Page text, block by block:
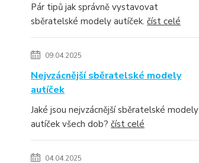
Pár tipů jak správně vystavovat
sběratelské modely autíček. číst celé
09.04.2025
Nejvzácnější sběratelské modely
autíček
Jaké jsou nejvzácnější sběratelské modely
autíček všech dob? číst celé
04.04.2025